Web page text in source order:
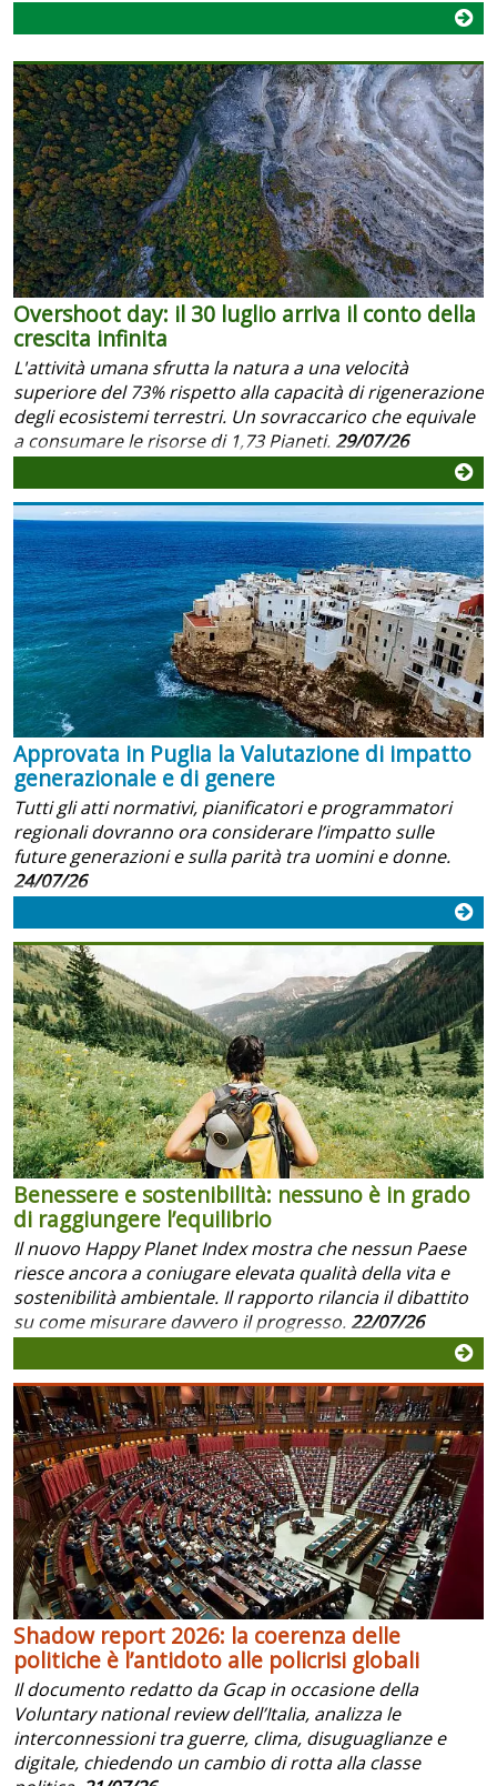
Overshoot day: il 30 luglio arriva il conto della
crescita infinita
L'attività umana sfrutta la natura a una velocità
superiore del 73% rispetto alla capacità di rigenerazione
degli ecosistemi terrestri. Un sovraccarico che equivale
a consumare le risorse di 1,73 Pianeti.29/07/26
Approvata in Puglia la Valutazione di impatto
generazionale e di genere
Tutti gli atti normativi, pianificatori e programmatori
regionali dovranno ora considerare l’impatto sulle
future generazioni e sulla parità tra uomini e donne.
24/07/26
Benessere e sostenibilità: nessuno è in grado
di raggiungere l’equilibrio
Il nuovo Happy Planet Index mostra che nessun Paese
riesce ancora a coniugare elevata qualità della vita e
sostenibilità ambientale. Il rapporto rilancia il dibattito
su come misurare davvero il progresso.22/07/26
Shadow report 2026: la coerenza delle
politiche è l’antidoto alle policrisi globali
Il documento redatto da Gcap in occasione della
Voluntary national review dell’Italia, analizza le
interconnessioni tra guerre, clima, disuguaglianze e
digitale, chiedendo un cambio di rotta alla classe